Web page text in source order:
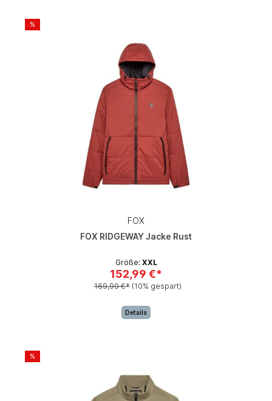
%
FOX
FOX RIDGEWAY Jacke Rust
Größe: XXL
152,99 €*
169,99 €* (10% gespart)
Details
%